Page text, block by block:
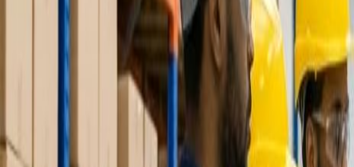
V.le Lungo Ticino Sforza, 56 - 27100 Pavia (PV)